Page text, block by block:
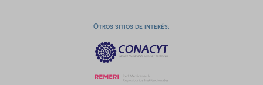
Otros sitios de interés: